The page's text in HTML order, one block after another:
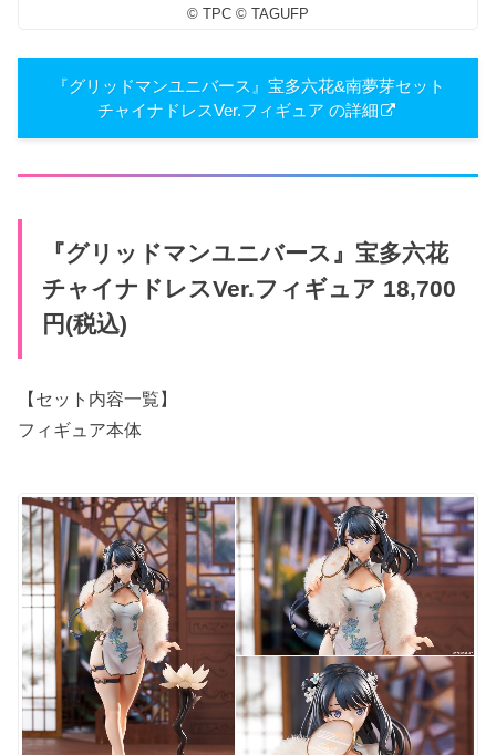
© TPC © TAGUFP
『グリッドマンユニバース』宝多六花&南夢芽セット
チャイナドレスVer.フィギュア の詳細
『グリッドマンユニバース』宝多六花
チャイナドレスVer.フィギュア 18,700
円(税込)
【セット内容一覧】
フィギュア本体